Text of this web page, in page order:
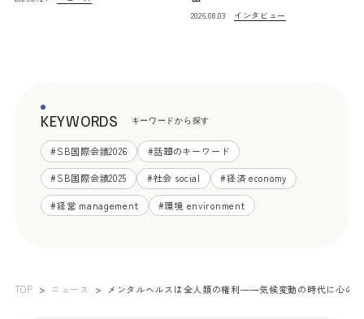
2026.08.03 インタビュー
KEYWORDS キーワードから探す
#SB国際会議2026 #話題のキーワード
#SB国際会議2025 #社会 social #経済 economy
#経営 management #環境 environment
TOP ニュース メンタルヘルスは全人類の権利――気候変動の時代に心の